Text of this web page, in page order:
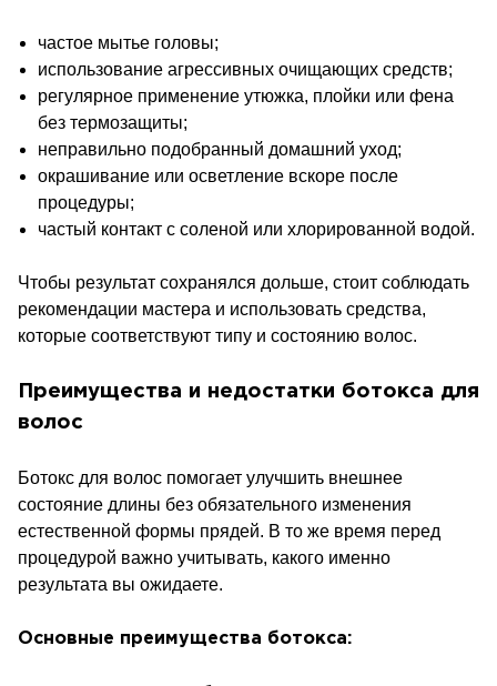
частое мытье головы;
использование агрессивных очищающих средств;
регулярное применение утюжка, плойки или фена
без термозащиты;
неправильно подобранный домашний уход;
окрашивание или осветление вскоре после
процедуры;
частый контакт с соленой или хлорированной водой.
Чтобы результат сохранялся дольше, стоит соблюдать
рекомендации мастера и использовать средства,
которые соответствуют типу и состоянию волос.
Преимущества и недостатки ботокса для
волос
Ботокс для волос помогает улучшить внешнее
состояние длины без обязательного изменения
естественной формы прядей. В то же время перед
процедурой важно учитывать, какого именно
результата вы ожидаете.
Основные преимущества ботокса: